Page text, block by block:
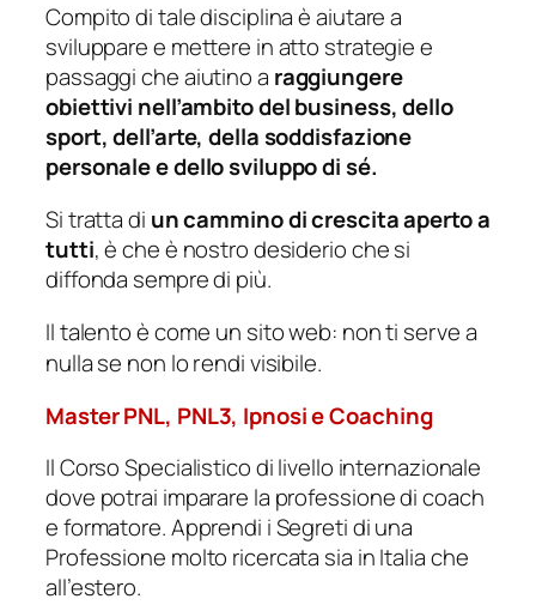
Compito di tale disciplina è aiutare a
sviluppare e mettere in atto strategie e
passaggi che aiutino a raggiungere
obiettivi nell’ambito del business, dello
sport, dell’arte, della soddisfazione
personale e dello sviluppo di sé.
Si tratta di un cammino di crescita aperto a
tutti, è che è nostro desiderio che si
diffonda sempre di più.
Il talento è come un sito web: non ti serve a
nulla se non lo rendi visibile.
Master PNL, PNL3, Ipnosi e Coaching
Il Corso Specialistico di livello internazionale
dove potrai imparare la professione di coach
e formatore. Apprendi i Segreti di una
Professione molto ricercata sia in Italia che
all’estero.